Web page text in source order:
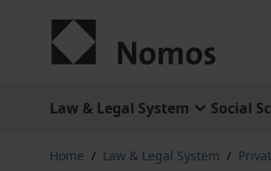
Law & Legal System Social
Home / Law & Legal System /